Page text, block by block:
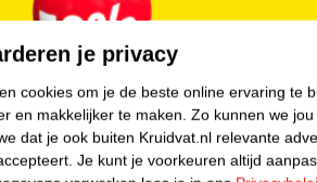
je privacy
cookies om je de beste online ervaring te
en makkelijker te maken. Zo kunnen we
dat je ook buiten Kruidvat.nl relevante
Je kunt je voorkeuren altijd